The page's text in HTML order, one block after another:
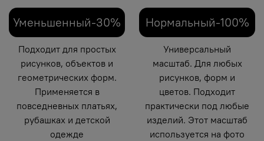
Уменьшенный-30%
Подходит для простых
рисунков, объектов и
геометрических форм.
Применяется в
повседневных платьях,
рубашках и детской
одежде
Нормальный-100%
Универсальный
масштаб. Для любых
рисунков, форм и
цветов. Подходит
практически под любые
изделий. Этот масштаб
используется на фото